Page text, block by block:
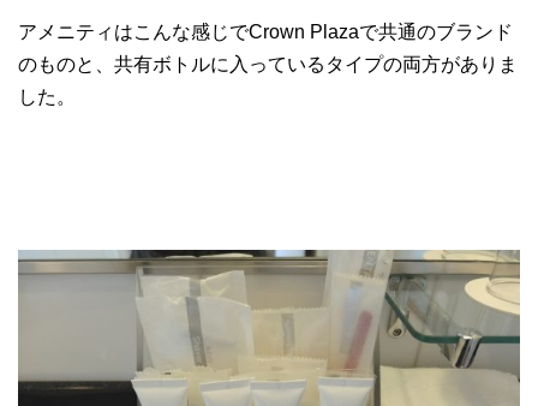
アメニティはこんな感じでCrown Plazaで共通のブランド
のものと、共有ボトルに入っているタイプの両方がありま
した。